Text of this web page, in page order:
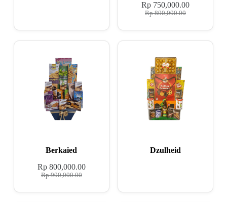
Rp800,000.00
Rp 750,000.00
Berkaied
Rp900,000.00
Rp800,000.00
Dzulheid